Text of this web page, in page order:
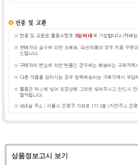
상품정보고시 보기